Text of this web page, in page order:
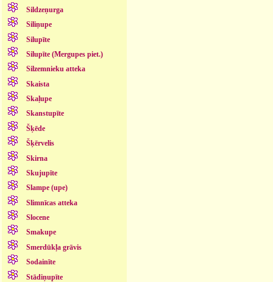
Sildzeņurga
Siliņupe
Silupīte
Silupīte (Mergupes piet.)
Silzemnieku atteka
Skaista
Skaļupe
Skanstupīte
Šķēde
Šķērvelis
Skirna
Skujupīte
Slampe (upe)
Slimnīcas atteka
Slocene
Smakupe
Smerdūkļa grāvis
Sodainīte
Stādiņupīte